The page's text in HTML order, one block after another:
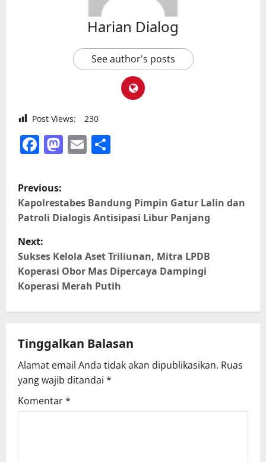
Harian Dialog
See author's posts
Post Views: 230
Facebook
Mastodon
Email
P
o
s
t
n
a
v
i
g
a
Previous:
Kapolrestabes Bandung Pimpin Gatur Lalin dan
Patroli Dialogis Antisipasi Libur Panjang
Next:
Sukses Kelola Aset Triliunan, Mitra LPDB
Koperasi Obor Mas Dipercaya Dampingi
Koperasi Merah Putih
Tinggalkan Balasan
Alamat email Anda tidak akan dipublikasikan. Ruas
yang wajib ditandai *
Komentar*